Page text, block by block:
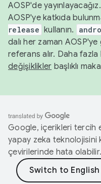
AOSP'de
AOSP'ye katkıda
release kullanın.
dalı her zaman
referans alır. Daha
değişiklikler başlıklı
Google, içerikleri tercih
yapay zeka teknolojisini
çevirilerinde hata olabilir.